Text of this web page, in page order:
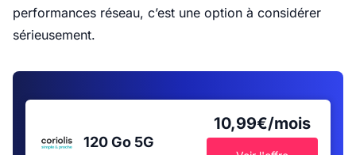
performances réseau, c’est une option à considérer
sérieusement.
120 Go 5G
10,99€/mois